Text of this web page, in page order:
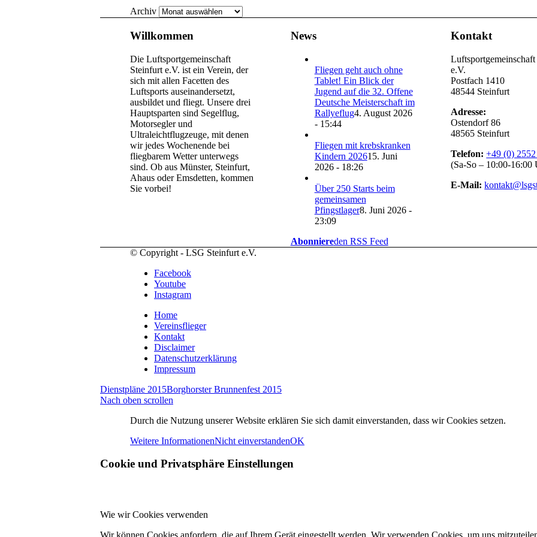
Archiv
Willkommen
Die Luftsportgemeinschaft
Steinfurt e.V. ist ein Verein, der
sich mit allen Facetten des
Luftsports auseinandersetzt,
ausbildet und fliegt. Unsere drei
Hauptsparten sind Segelflug,
Motorsegler und
Ultraleichtflugzeuge, mit denen
wir jedes Wochenende bei
fliegbarem Wetter unterwegs
sind. Ob aus Münster, Steinfurt,
Ahaus oder Emsdetten, kommen
Sie vorbei!
News
Fliegen geht auch ohne
Tablet! Ein Blick der
Jugend auf die 32. Offene
Deutsche Meisterschaft im
Rallyeflug4. August 2026
- 15:44
Fliegen mit krebskranken
Kindern 202615. Juni
2026 - 18:26
Über 250 Starts beim
gemeinsamen
Pfingstlager8. Juni 2026 -
23:09
Abonniereden RSS Feed
Kontakt
e.V.
Postfach 1410
48544 Steinfurt
Adresse:
Ostendorf 86
48565 Steinfurt
Telefon: +49 (0)
(Sa-So – 10:00-16:00
E-Mail:
© Copyright - LSG Steinfurt e.V.
Facebook
Youtube
Instagram
Home
Vereinsflieger
Kontakt
Disclaimer
Datenschutzerklärung
Impressum
Dienstpläne 2015Borghorster Brunnenfest 2015
Nach oben scrollen
Durch die Nutzung unserer Website erklären Sie sich damit einverstanden, dass wir Cookies setzen.
Weitere InformationenNicht einverstandenOK
Cookie und Privatsphäre Einstellungen
Wie wir Cookies verwenden
Wir können Cookies anfordern, die auf Ihrem Gerät eingestellt werden. Wir verwenden Cookies, um uns